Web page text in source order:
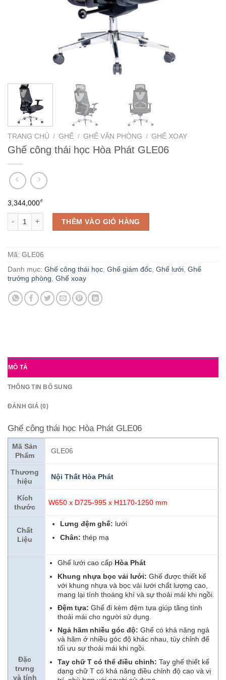
TRANG CHỦ / GHẾ / GHẾ VĂN PHÒNG / GHẾ XOAY
Ghế công thái học Hòa Phát GLE06
3,344,000₫
Ghế công thái học Hòa Phát GLE06 số lượng
THÊM VÀO GIỎ HÀNG
Mã: GLE06
Danh mục: Ghế công thái học Ghế giám đốc Ghế lưới Ghế
trưởng phòng Ghế xoay
MÔ TẢ
THÔNG TIN BỔ SUNG
ĐÁNH GIÁ (0)
Ghế công thái học Hòa Phát GLE06
Mã Sản
Phẩm
GLE06
Thương
hiệu
Nội Thất Hòa Phát
Kích
thước
W650 x D725-995 x H1170-1250 mm
Chất
Liệu
Lưng đệm ghế: lưới
Chân: thép mạ
Đặc
trưng
và tính
Ghế lưới cao cấp Hòa Phát
Khung nhựa bọc vải lưới: Ghế được thiết kế
với khung nhựa và bọc vải lưới chất lượng cao,
mang lại tính thoáng khí và sự thoải mái khi ngồi.
Đệm tựa: Ghế đi kèm đệm tựa giúp tăng tính
thoải mái cho người sử dụng.
Ngả hãm nhiều góc độ: Ghế có khả năng ngả
và hãm ở nhiều góc độ khác nhau, tùy chỉnh để
tối ưu sự thoải mái khi ngồi.
Tay chữ T có thể điều chỉnh: Tay ghế thiết kế
dạng chữ T có khả năng điều chỉnh độ cao và vị